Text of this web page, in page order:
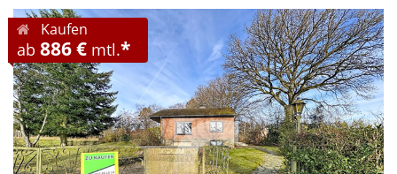
Kaufen
ab 886 € mtl.*